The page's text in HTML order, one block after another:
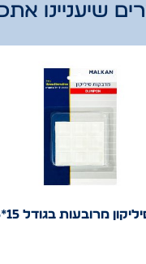
שיעניינו
מרובעות בגודל 15*15 מ”מ